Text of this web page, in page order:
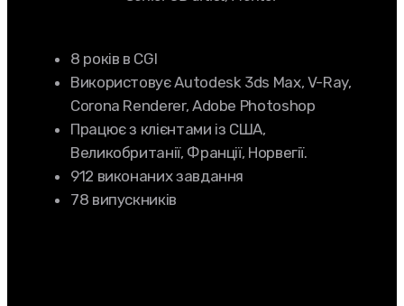
8 років в CGI
Використовує Autodesk 3ds Max, V-Ray,
Corona Renderer, Adobe Photoshop
Працює з клієнтами із США,
Великобританії, Франції, Норвегії.
912 виконаних завдання
78 випускників